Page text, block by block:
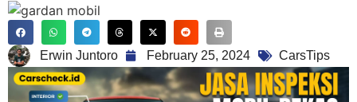
Erwin Juntoro February 25, 2024 CarsTips